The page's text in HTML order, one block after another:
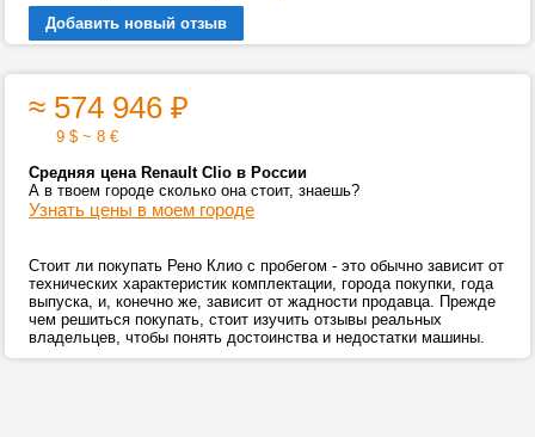
Добавить новый отзыв
≈ 574 946 ₽
9 $ ~ 8 €
Средняя цена Renault Clio в России
А в твоем городе сколько она стоит, знаешь?
Узнать цены в моем городе
Стоит ли покупать Рено Клио с пробегом - это обычно зависит от
технических характеристик комплектации, города покупки, года
выпуска, и, конечно же, зависит от жадности продавца. Прежде
чем решиться покупать, стоит изучить отзывы реальных
владельцев, чтобы понять достоинства и недостатки машины.